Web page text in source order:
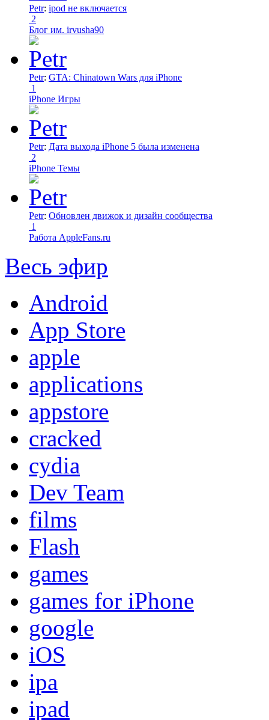
Petr: ipod не включается
2
Блог им. irvusha90
Petr: GTA: Chinatown Wars для iPhone
1
iPhone Игры
Petr: Дата выхода iPhone 5 была изменена
2
iPhone Темы
Petr: Обновлен движок и дизайн сообщества
1
Работа AppleFans.ru
Весь эфир
Android
App Store
apple
applications
appstore
cracked
cydia
Dev Team
films
Flash
games
games for iPhone
google
iOS
ipa
ipad